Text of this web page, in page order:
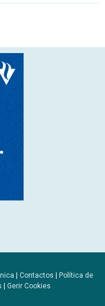
Contactos
Política de
Gerir Cookies